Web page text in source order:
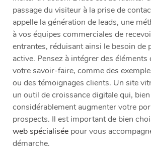
passage du visiteur à la prise de
appelle la génération de leads, une
à vos équipes commerciales de
entrantes, réduisant ainsi le besoin de
active. Pensez à intégrer des
votre savoir-faire, comme des
ou des témoignages clients. Un site
un outil de croissance digitale qui,
considérablement augmenter votre
prospects. Il est important de bien
web spécialisée pour vous
démarche.